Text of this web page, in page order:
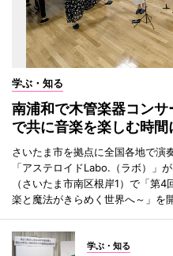
学ぶ・知る
南浦和で木管楽器コン
で共に音楽を楽しむ時間
さいたま市を拠点に全国各地で演
「アステロイドLabo.（ラボ）」
（さいたま市南区根岸1）で「第
楽と魔法がきらめく世界へ～」を
学ぶ・知る